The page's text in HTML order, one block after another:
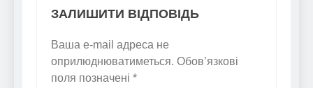
ЗАЛИШИТИ ВІДПОВІДЬ
Ваша e-mail адреса не
оприлюднюватиметься. Обов’язкові
поля позначені *